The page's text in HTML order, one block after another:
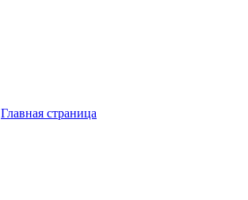
Главная страница